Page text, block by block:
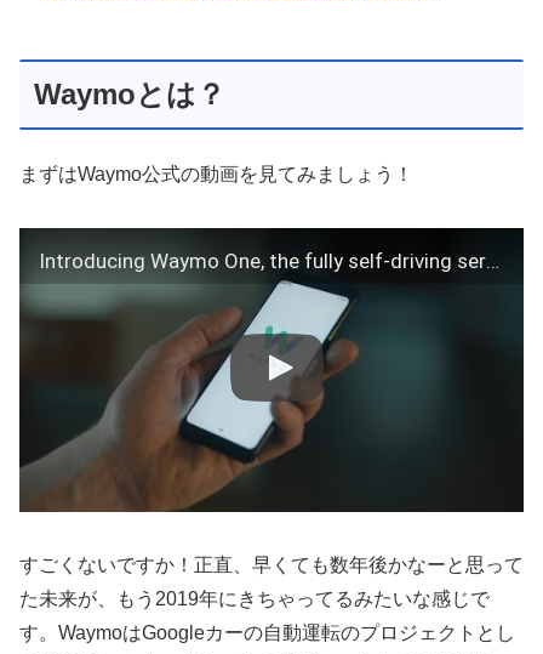
Waymoとは？
まずはWaymo公式の動画を見てみましょう！
Introducing Waymo One, the fully self-driving service
すごくないですか！正直、早くても数年後かなーと思って
た未来が、もう2019年にきちゃってるみたいな感じで
す。WaymoはGoogleカーの自動運転のプロジェクトとし